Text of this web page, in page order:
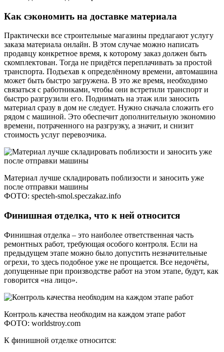
Как сэкономить на доставке материала
Практически все строительные магазины предлагают услугу
заказа материала онлайн. В этом случае можно написать
продавцу конкретное время, к которому заказ должен быть
скомплектован. Тогда не придётся переплачивать за простой
транспорта. Подъехав к определённому времени, автомашина
может быть быстро загружена. В это же время, необходимо
связаться с работниками, чтобы они встретили транспорт и
быстро разгрузили его. Поднимать на этаж или заносить
материал сразу в дом не следует. Нужно сначала сложить его
рядом с машиной. Это обеспечит дополнительную экономию
времени, потраченного на разгрузку, а значит, и снизит
стоимость услуг перевозчика.
Материал лучше складировать поблизости и заносить уже
после отправки машины
ФОТО: specteh-smol.speczakaz.info
Финишная отделка, что к ней относится
Финишная отделка – это наиболее ответственная часть
ремонтных работ, требующая особого контроля. Если на
предыдущем этапе можно было допустить незначительные
огрехи, то здесь подобное уже не прощается. Все недочёты,
допущенные при производстве работ на этом этапе, будут, как
говорится «на лицо».
Контроль качества необходим на каждом этапе работ
ФОТО: worldstroy.com
К финишной отделке относится: